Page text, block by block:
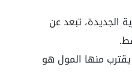
الجديدة، تبعد عن
منها المول هو